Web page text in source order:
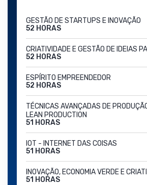
GESTÃO DE STARTUPS E INOVAÇÃO
52 HORAS
CRIATIVIDADE E GESTÃO DE IDEIAS
52 HORAS
ESPÍRITO EMPREENDEDOR
52 HORAS
TÉCNICAS AVANÇADAS DE
LEAN PRODUCTION
51 HORAS
IOT - INTERNET DAS COISAS
51 HORAS
INOVAÇÃO, ECONOMIA VERDE E
51 HORAS